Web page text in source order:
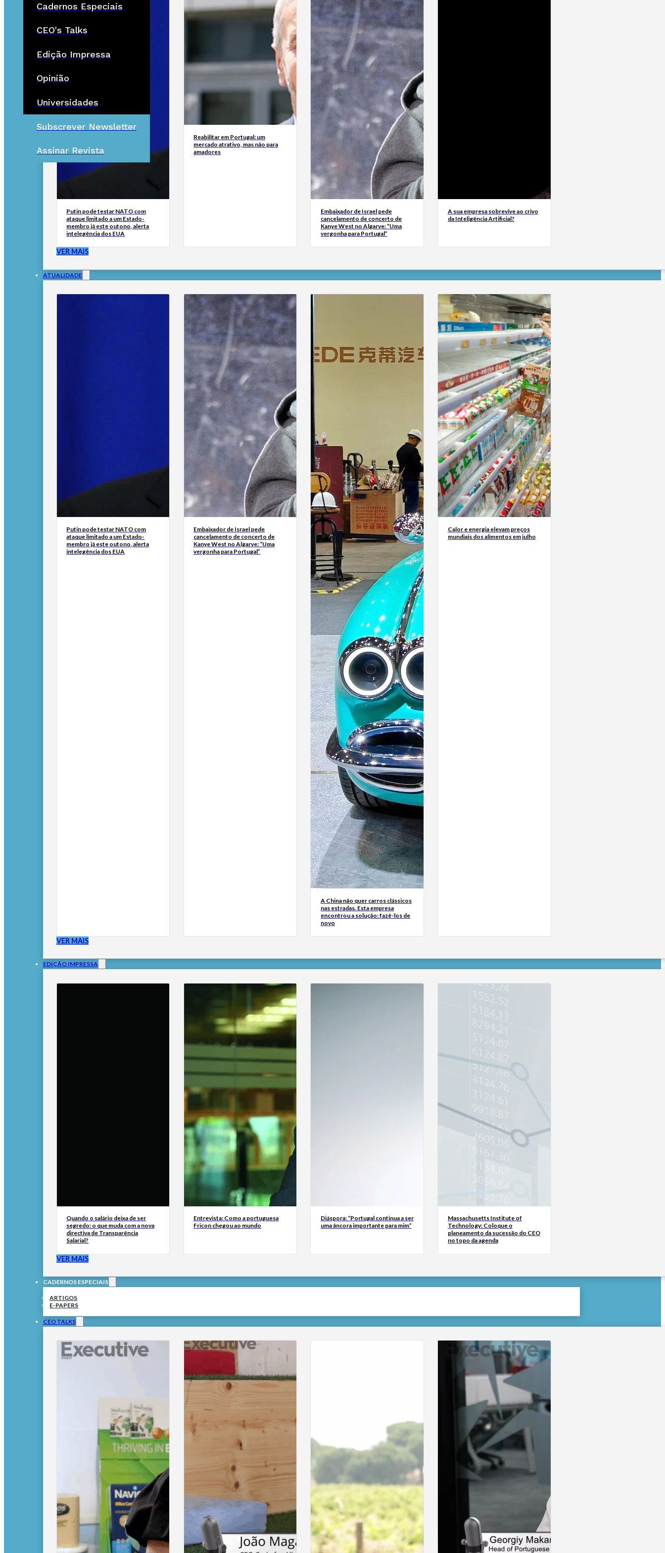
Cadernos Especiais
CEO's Talks
Edição Impressa
Opinião
Universidades
Subscrever Newsletter
Assinar Revista
Putin pode testar NATO com
ataque limitado a um Estado-
membro já este outono, alerta
intelegência dos EUA
Reabilitar em Portugal: um
mercado atrativo, mas não para
amadores
Embaixador de Israel pede
cancelamento de concerto de
Kanye West no Algarve: “Uma
vergonha para Portugal”
A sua empresa sobrevive ao crivo
da Inteligência Artificial?
VER MAIS
ATUALIDADE
Putin pode testar NATO com
ataque limitado a um Estado-
membro já este outono, alerta
intelegência dos EUA
Embaixador de Israel pede
cancelamento de concerto de
Kanye West no Algarve: “Uma
vergonha para Portugal”
A China não quer carros clássicos
nas estradas. Esta empresa
encontrou a solução: fazê-los de
novo
Calor e energia elevam preços
mundiais dos alimentos em julho
VER MAIS
EDIÇÃO IMPRESSA
Quando o salário deixa de ser
segredo: o que muda com a nova
directiva de Transparência
Salarial?
Entrevista: Como a portuguesa
Fricon chegou ao mundo
Diáspora: “Portugal continua a ser
uma âncora importante para mim”
Massachusetts Institute of
Technology: Coloque o
planeamento da sucessão do CEO
no topo da agenda
VER MAIS
CADERNOS ESPECIAIS
ARTIGOS
E-PAPERS
CEO TALKS